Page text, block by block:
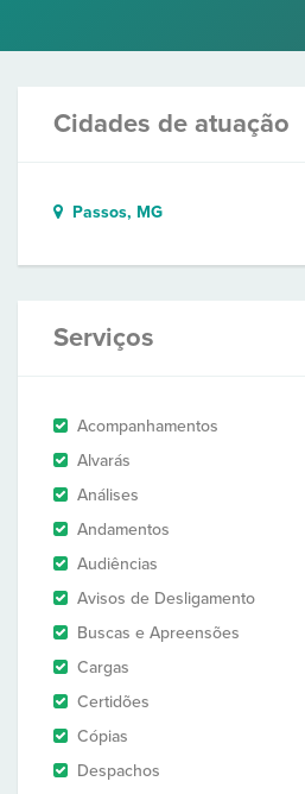
Cidades de atuação
Passos, MG
Serviços
Acompanhamentos
Alvarás
Análises
Andamentos
Audiências
Avisos de Desligamento
Buscas e Apreensões
Cargas
Certidões
Cópias
Despachos